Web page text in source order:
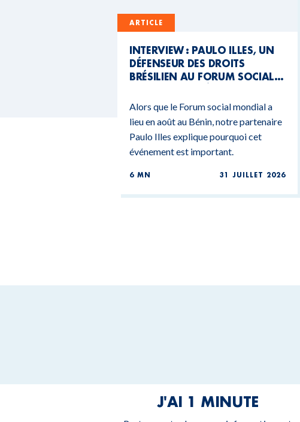
ARTICLE
INTERVIEW : PAULO ILLES, UN
DÉFENSEUR DES DROITS
BRÉSILIEN AU FORUM SOCIAL
Alors que le Forum social mondial a
lieu en août au Bénin, notre partenaire
Paulo Illes explique pourquoi cet
événement est important.
6 MN 31 JUILLET 2026
J'AI 1 MINUTE